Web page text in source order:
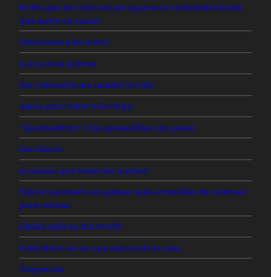
El día que me vean así me agarran a cachetadas hasta
que entre en razón
Canciones a mi novio
Los novios pobres
Ser culisuelta me cambió la vida
Amor, pero amor a la verga
“Quetzaditzin” y las quesadillas sin queso
Las chicas
lo mismo que todas las noches
Telcel cancelará sus planes más accesibles de internet
para celular
Chaka style in the world
Peña Nieto no es una señora de la casa
Virgencita